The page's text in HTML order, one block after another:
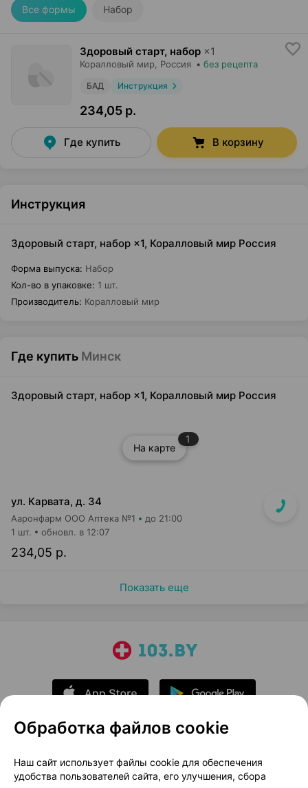
Все формы Набор
Здоровый старт, набор ×1
Коралловый мир , Россия • без рецепта
БАД Инструкция
234,05 р.
Где купить В корзину
Инструкция
Здоровый старт, набор ×1, Коралловый мир Россия
Форма выпуска: Набор
Кол-во в упаковке: 1 шт.
Производитель: Коралловый мир
Где купить Минск
Здоровый старт, набор ×1, Коралловый мир Россия
На карте
1
ул. Карвата, д. 34
Ааронфарм ООО Аптека №1 до 21:00
234,05 р.
1 шт. обновл. в 12:07
Показать еще
О проекте
Новости проекта
Размещение рекламы
Медицинский маркетинг
Обработка файлов cookie
Наш сайт использует файлы cookie для обеспечения
удобства пользователей сайта, его улучшения, сбора